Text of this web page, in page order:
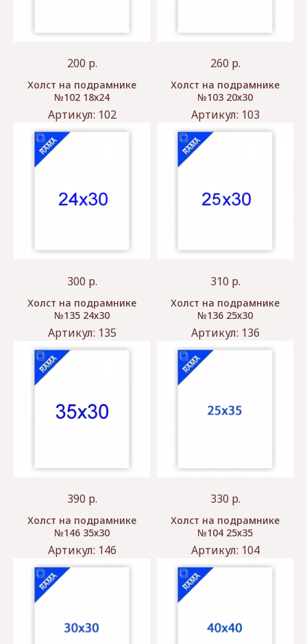
200 р.
Холст на подрамнике
№102 18х24
Артикул: 102
260 р.
Холст на подрамнике
№103 20х30
Артикул: 103
300 р.
Холст на подрамнике
№135 24х30
Артикул: 135
310 р.
Холст на подрамнике
№136 25х30
Артикул: 136
390 р.
Холст на подрамнике
№146 35х30
Артикул: 146
330 р.
Холст на подрамнике
№104 25х35
Артикул: 104